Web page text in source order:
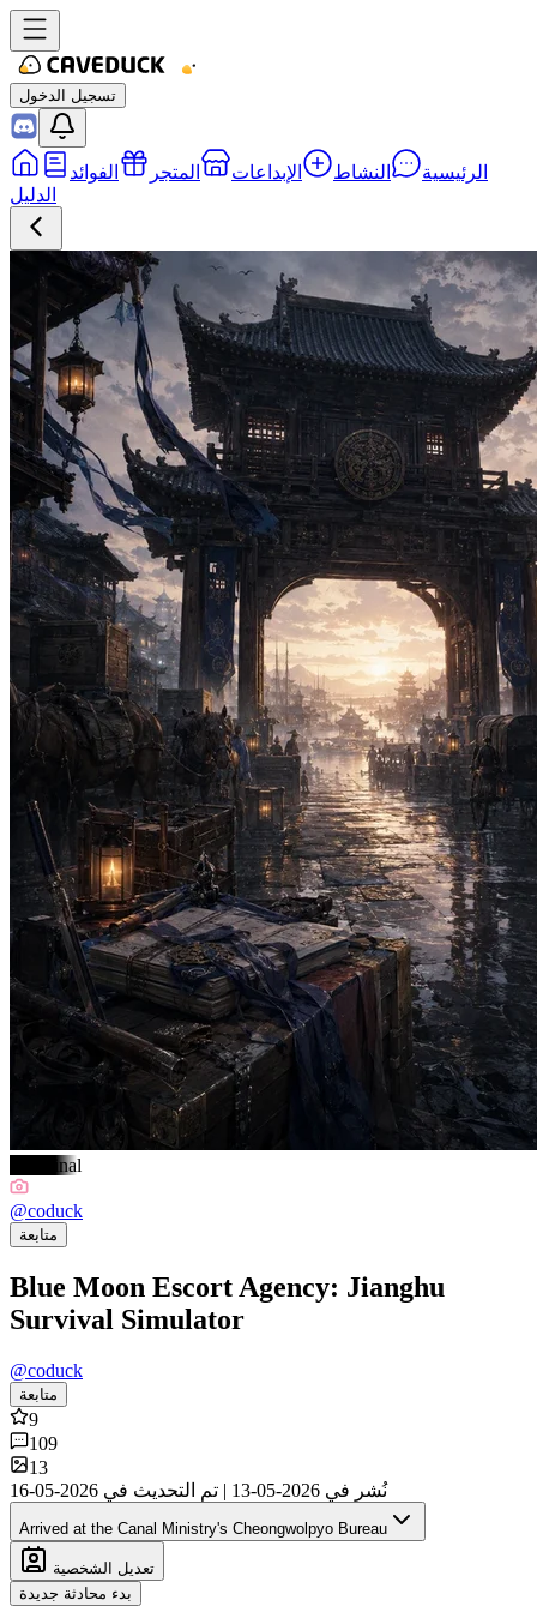
تسجيل الدخول
الرئيسية النشاط الإبداعات المتجر
الفوائد
الدليل
#Original
@coduck
متابعة
Blue Moon Escort Agency: Jianghu
Survival Simulator
@coduck
متابعة
9
109
13
نُشر في 2026-05-13
| تم التحديث في 2026-05-16
Arrived at the Canal Ministry's Cheongwolpyo Bureau
تعديل الشخصية
بدء محادثة جديدة